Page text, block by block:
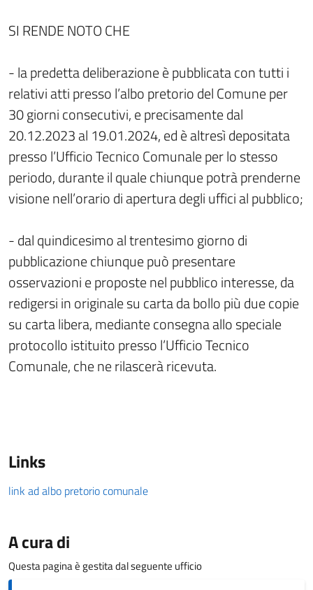
SI RENDE NOTO CHE
- la predetta deliberazione è pubblicata con tutti i
relativi atti presso l’albo pretorio del Comune per
30 giorni consecutivi, e precisamente dal
20.12.2023 al 19.01.2024, ed è altresì depositata
presso l’Ufficio Tecnico Comunale per lo stesso
periodo, durante il quale chiunque potrà prenderne
visione nell’orario di apertura degli uffici al pubblico;
- dal quindicesimo al trentesimo giorno di
pubblicazione chiunque può presentare
osservazioni e proposte nel pubblico interesse, da
redigersi in originale su carta da bollo più due copie
su carta libera, mediante consegna allo speciale
protocollo istituito presso l’Ufficio Tecnico
Comunale, che ne rilascerà ricevuta.
Links
link ad albo pretorio comunale
A cura di
Questa pagina è gestita dal seguente ufficio